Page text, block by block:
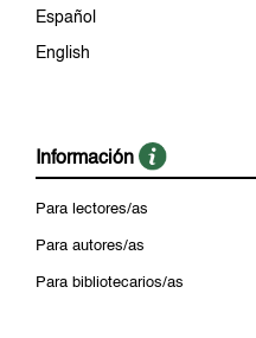
Español
English
Información
Para lectores/as
Para autores/as
Para bibliotecarios/as